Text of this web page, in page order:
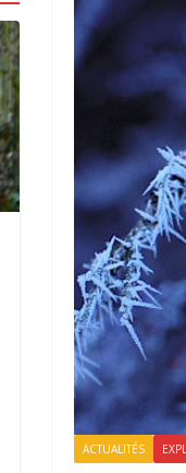
ACTUALITÉS